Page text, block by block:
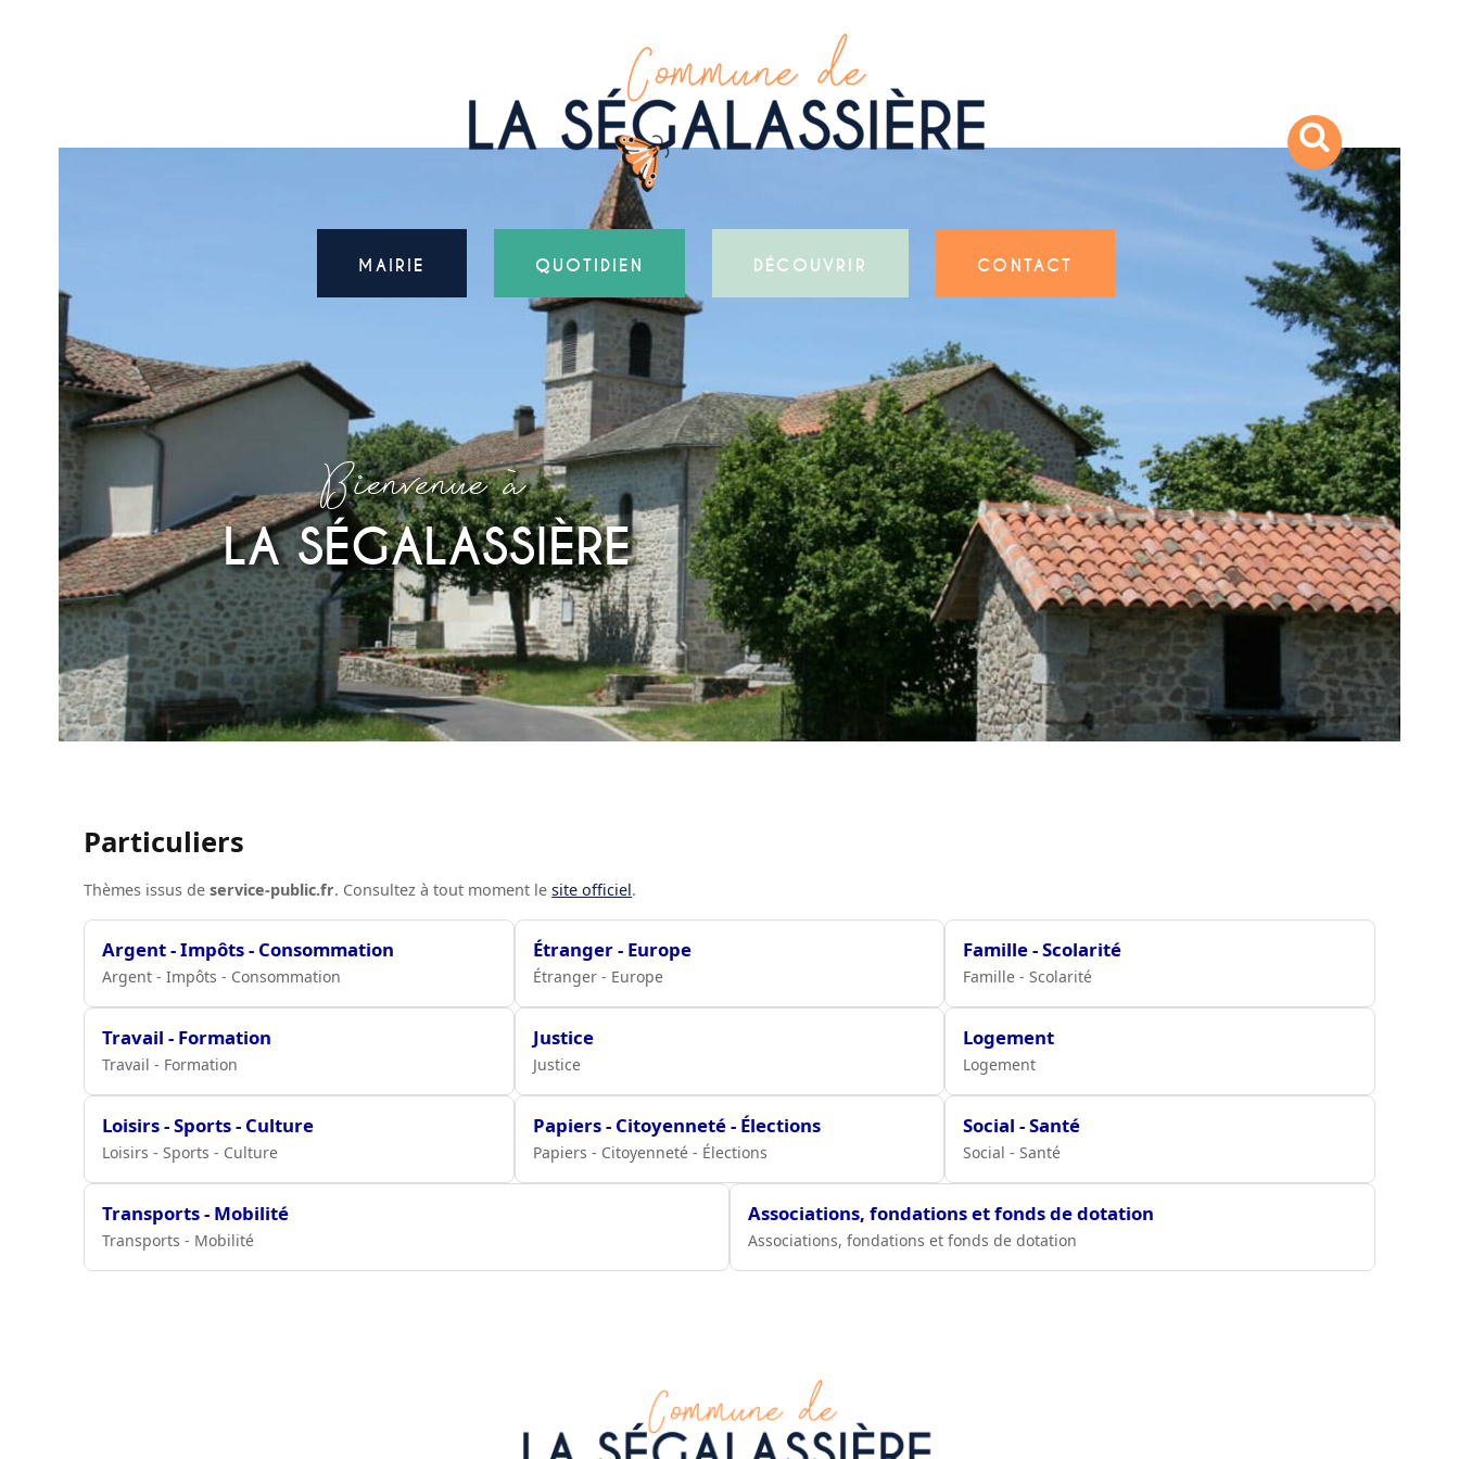
MAIRIE QUOTIDIEN DÉCOUVRIR CONTACT
Bienvenue à
LA SÉGALASSIÈRE
Au coeur du Cantal
Particuliers
Thèmes issus deservice-public.fr. Consultez à tout moment lesite officiel.
Argent - Impôts - Consommation
Argent - Impôts - Consommation
Étranger - Europe
Étranger - Europe
Famille - Scolarité
Famille - Scolarité
Travail - Formation
Travail - Formation
Justice
Justice
Logement
Logement
Loisirs - Sports - Culture
Loisirs - Sports - Culture
Papiers - Citoyenneté - Élections
Papiers - Citoyenneté - Élections
Social - Santé
Social - Santé
Transports - Mobilité
Transports - Mobilité
Associations, fondations et fonds de dotation
Associations, fondations et fonds de dotation